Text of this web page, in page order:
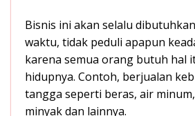
Bisnis ini akan selalu
waktu, tidak peduli apapun
karena semua orang butuh hal
hidupnya. Contoh, berjualan
tangga seperti beras, air
minyak dan lainnya.